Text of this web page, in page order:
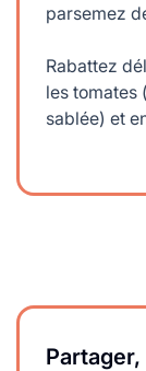
parsemez
Rabattez
les tomates
sablée) et